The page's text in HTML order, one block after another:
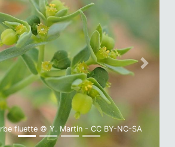
fluette © Y. Martin - CC BY-NC-SA
Next